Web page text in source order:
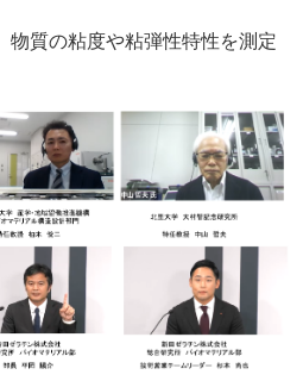
物質の粘度や粘弾性特性を測定